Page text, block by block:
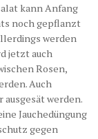
kann Anfang
noch gepflanzt
werden
jetzt auch
Rosen,
Auch
werden.
Jauchedüngung
gegen